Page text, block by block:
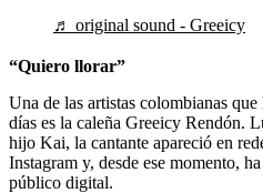
♬ original sound - Greeicy
“Quiero llorar”
Una de las artistas colombianas
días es la caleña Greeicy Rendón.
hijo Kai, la cantante apareció en
Instagram y, desde ese momento,
público digital.